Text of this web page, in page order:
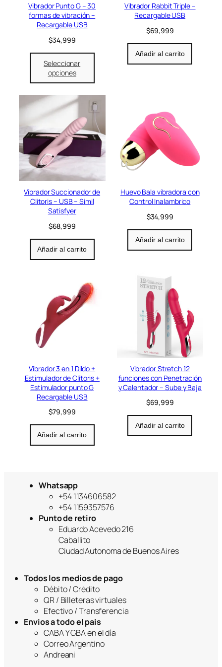
e
r
a
$
2
9
,
9
.
:
$
9
Vibrador Punto G – 30
formas de vibración –
Recargable USB
$34,999
Seleccionar
opciones
Vibrador Rabbit Triple –
Recargable USB
$69,999
Añadir al carrito
Vibrador Succionador de
Clitoris – USB – Simil
Satisfyer
$68,999
Añadir al carrito
Huevo Bala vibradora con
Control Inalambrico
$34,999
Añadir al carrito
Vibrador 3 en 1 Dildo +
Estimulador de Clítoris +
Estimulador punto G
Recargable USB
$79,999
Añadir al carrito
Vibrador Stretch 12
funciones con Penetración
y Calentador – Sube y Baja
$69,999
Añadir al carrito
Whatsapp
+54 1134606582
+54 1159357576
Punto de retiro
Eduardo Acevedo 216
Caballito
Ciudad Autonoma de Buenos Aires
Todos los medios de pago
Débito / Crédito
QR / Billeteras virtuales
Efectivo / Transferencia
Envios a todo el pais
CABA Y GBA en el día
Correo Argentino
Andreani